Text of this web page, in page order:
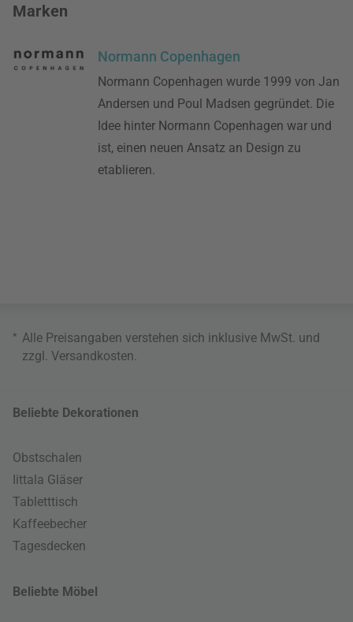
Marken
Normann Copenhagen
Normann Copenhagen wurde 1999 von Jan
Andersen und Poul Madsen gegründet. Die
Idee hinter Normann Copenhagen war und
ist, einen neuen Ansatz an Design zu
etablieren.
* Alle Preisangaben verstehen sich inklusive MwSt. und
zzgl. Versandkosten
Beliebte Dekorationen
Obstschalen
Iittala Gläser
Tabletttisch
Kaffeebecher
Tagesdecken
Beliebte Möbel